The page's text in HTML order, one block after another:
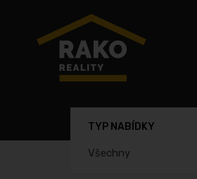
TYP NABÍDKY
Všechny